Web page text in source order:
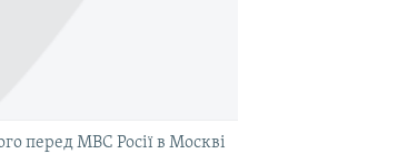
перед МВС Росії в Москві